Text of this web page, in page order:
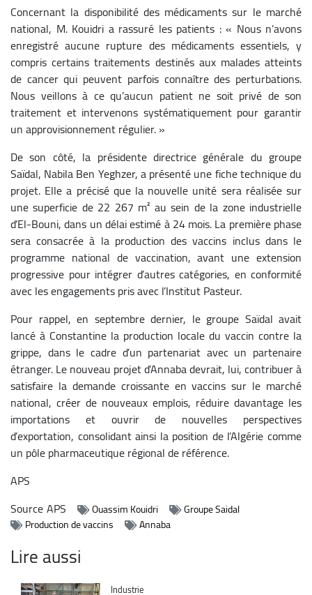
Concernant la disponibilité des médicaments sur le marché
national, M. Kouidri a rassuré les patients : « Nous n’avons
enregistré aucune rupture des médicaments essentiels, y
compris certains traitements destinés aux malades atteints
de cancer qui peuvent parfois connaître des perturbations.
Nous veillons à ce qu’aucun patient ne soit privé de son
traitement et intervenons systématiquement pour garantir
un approvisionnement régulier. »
De son côté, la présidente directrice générale du groupe
Saïdal, Nabila Ben Yeghzer, a présenté une fiche technique du
projet. Elle a précisé que la nouvelle unité sera réalisée sur
une superficie de 22 267 m² au sein de la zone industrielle
d’El-Bouni, dans un délai estimé à 24 mois. La première phase
sera consacrée à la production des vaccins inclus dans le
programme national de vaccination, avant une extension
progressive pour intégrer d’autres catégories, en conformité
avec les engagements pris avec l’Institut Pasteur.
Pour rappel, en septembre dernier, le groupe Saïdal avait
lancé à Constantine la production locale du vaccin contre la
grippe, dans le cadre d’un partenariat avec un partenaire
étranger. Le nouveau projet d’Annaba devrait, lui, contribuer à
satisfaire la demande croissante en vaccins sur le marché
national, créer de nouveaux emplois, réduire davantage les
importations et ouvrir de nouvelles perspectives
d’exportation, consolidant ainsi la position de l’Algérie comme
un pôle pharmaceutique régional de référence.
APS
SourceAPS Ouassim Kouidri
Groupe Saidal
Production de vaccins
Annaba
Lire aussi
Catégorie
Industrie